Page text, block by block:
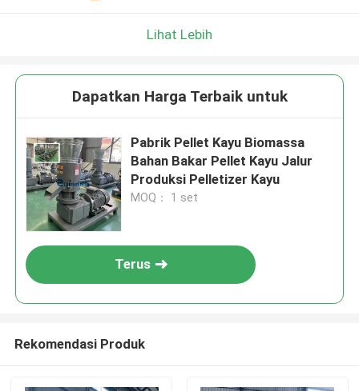
Lihat Lebih
Dapatkan Harga Terbaik untuk
Pabrik Pellet Kayu Biomassa
Bahan Bakar Pellet Kayu Jalur
Produksi Pelletizer Kayu
MOQ： 1 set
Terus
Rekomendasi Produk